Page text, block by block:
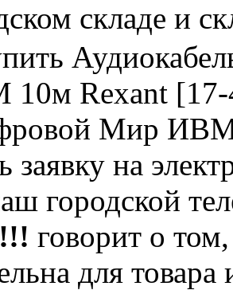
складе и
10м Rexant
Мир ИВМ
заявку на
городской
говорит о
для